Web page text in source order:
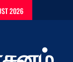
2026